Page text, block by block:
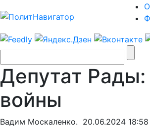
Депутат
войны
Вадим Москаленко. 20.06.2024 18:58